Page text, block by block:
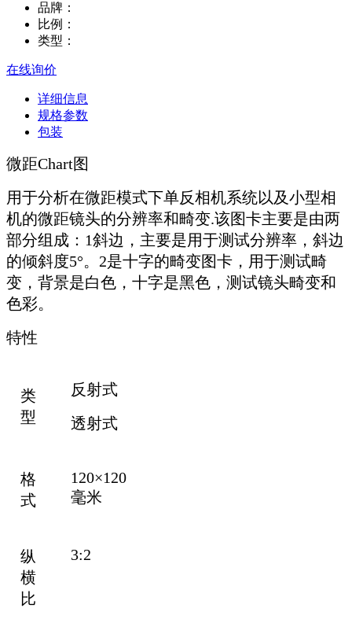
品牌：
比例：
类型：
在线询价
详细信息
规格参数
包装
微距Chart图
用于分析在微距模式下单反相机系统以及小型相
机的微距镜头的分辨率和畸变.该图卡主要是由两
部分组成：1斜边，主要是用于测试分辨率，斜边
的倾斜度5°。2是十字的畸变图卡，用于测试畸
变，背景是白色，十字是黑色，测试镜头畸变和
色彩。
特性
类
型
反射式
透射式
格
式
120×120
毫米
纵
横
比
3:2